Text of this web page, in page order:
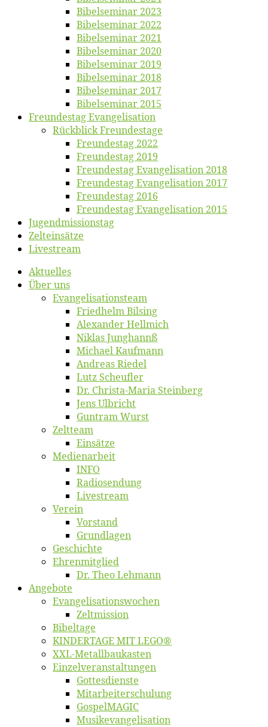
Bi­bel­se­mi­nar 2023
Bi­bel­se­mi­nar 2022
Bi­bel­se­mi­nar 2021
Bi­bel­se­mi­nar 2020
Bi­bel­se­mi­nar 2019
Bi­bel­se­mi­nar 2018
Bibelsemi­nar 2017
Bibelsemi­nar 2015
Freun­des­tag Evangelisation
Rück­blick Freundestage
Freun­des­tag 2022
Freun­des­tag 2019
Freun­des­tag Evan­ge­li­sa­ti­on 2018
Freun­des­tag Evan­ge­li­sa­ti­on 2017
Freun­des­tag 2016
Freun­des­tag Evan­ge­li­sa­ti­on 2015
Jugend­mis­sions­tag
Zelt­ein­sät­ze
Live­stream
Ak­tu­el­les
Über uns
Evangelisa­tions­team
Fried­helm Bilsing
Alex­an­der Hellmich
Ni­klas Junghannß
Mi­cha­el Kaufmann
An­dre­as Riedel
Lutz Scheuf­ler
Dr. Chris­­ta-Ma­ria Steinberg
Jens Ulb­richt
Gun­tram Wurst
Zelt­team
Ein­sät­ze
Me­di­en­ar­beit
INFO
Ra­dio­sen­dung
Live­stream
Ver­ein
Vor­stand
Grund­la­gen
Ge­schich­te
Eh­ren­mit­glied
Dr. Theo Lehmann
An­ge­bo­te
Evangelisa­tions­wo­chen
Zelt­mis­si­on
Bi­bel­ta­ge
KINDERTAGE MIT LEGO®
XXL-Me­­tal­l­­bau­­kas­­ten
Einzelver­an­stal­tungen
Got­tes­diens­te
Mitarbeiter­schulung
Gos­pel­MA­GIC
Musikevan­ge­li­sa­tion